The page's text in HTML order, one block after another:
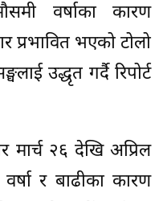
वर्षाका कारण
प्रभावित भएको टोलो
उद्धृत गर्दै रिपोर्ट
मार्च २६ देखि अप्रिल
र बाढीका कारण